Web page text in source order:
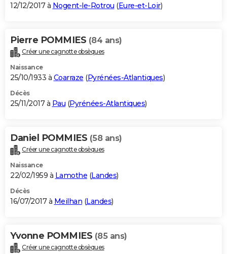
12/12/2017 à Nogent-le-Rotrou (Eure-et-Loir)
Pierre POMMIES (84 ans)
Créer une cagnotte obsèques
Naissance
25/10/1933 à Coarraze (Pyrénées-Atlantiques)
Décès
25/11/2017 à Pau (Pyrénées-Atlantiques)
Daniel POMMIES (58 ans)
Créer une cagnotte obsèques
Naissance
22/02/1959 à Lamothe (Landes)
Décès
16/07/2017 à Meilhan (Landes)
Yvonne POMMIES (85 ans)
Créer une cagnotte obsèques